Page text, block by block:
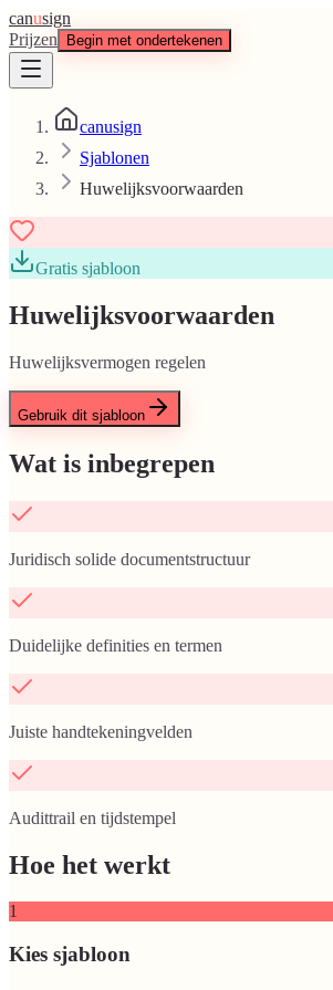
canusign
Prijzen
Begin met ondertekenen
canusign
Sjablonen
Huwelijksvoorwaarden
Gratis sjabloon
Huwelijksvoorwaarden
Huwelijksvermogen regelen
Gebruik dit sjabloon
Wat is inbegrepen
Juridisch solide documentstructuur
Duidelijke definities en termen
Juiste handtekeningvelden
Audittrail en tijdstempel
Hoe het werkt
1
Kies sjabloon